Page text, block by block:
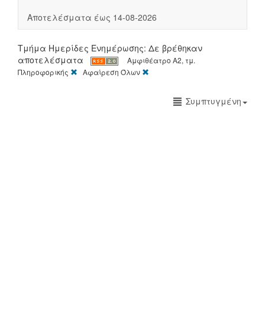
Αποτελέσματα έως 14-08-2026
Τμήμα Ημερίδες Ενημέρωσης: Δε βρέθηκαν
αποτελέσματα
Αμφιθέατρο Α2, τμ.
Πληροφορικής
[X]Αφαίρεση Όλων
Συμπτυγμένη